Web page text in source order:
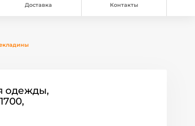
Доставка Контакты
одежды,